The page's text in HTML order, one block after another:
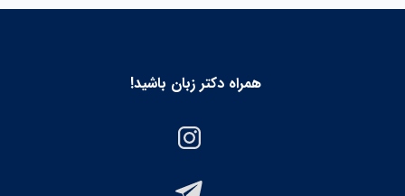
همراه دکتر زبان باشید!